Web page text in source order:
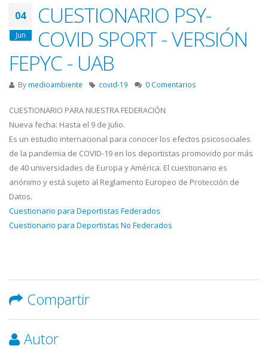
04
Jun
CUESTIONARIO PSY-
COVID SPORT - VERSIÓN
FEPYC - UAB
By medioambiente covid-19 0 Comentarios
CUESTIONARIO PARA NUESTRA FEDERACIÓN
Nueva fecha: Hasta el 9 de julio.
Es un estudio internacional para conocer los efectos psicosociales
de la pandemia de COVID-19 en los deportistas promovido por más
de 40 universidades de Europa y América. El cuestionario es
anónimo y está sujeto al Reglamento Europeo de Protección de
Datos.
Cuestionario para Deportistas Federados
Cuestionario para Deportistas No Federados
Compartir
Autor